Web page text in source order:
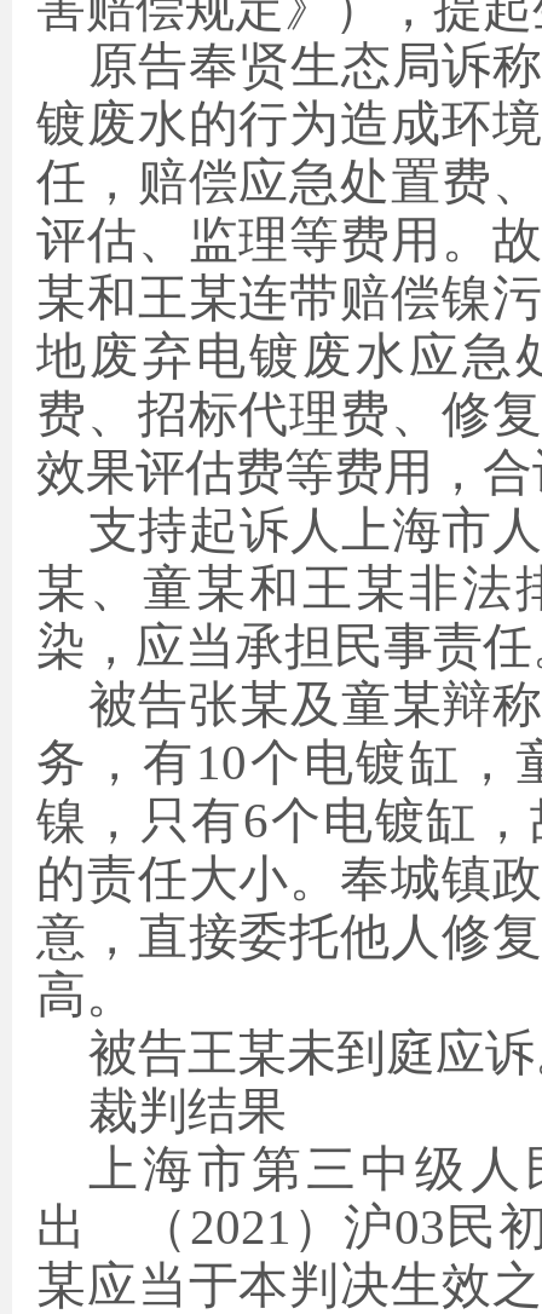
原告奉贤生态局诉
镀废水的行为造成环
任，赔偿应急处置费
评估、监理等费用。
某和王某连带赔偿镍
地废弃电镀废水应急
费、招标代理费、修
效果评估费等费用，
支持起诉人上海市
某、童某和王某非法
染，应当承担民事责
被告张某及童某辩
务，有10个电镀缸，
镍，只有6个电镀缸
的责任大小。奉城镇
意，直接委托他人修
高。
被告王某未到庭应
裁判结果
上海市第三中级人
出 （ 2021）沪03民
某应当于本判决生效